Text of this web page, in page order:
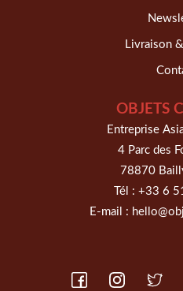
Livraison
OBJETS
Entreprise
4 Parc des
78870
Tél : +33 6
E-mail :